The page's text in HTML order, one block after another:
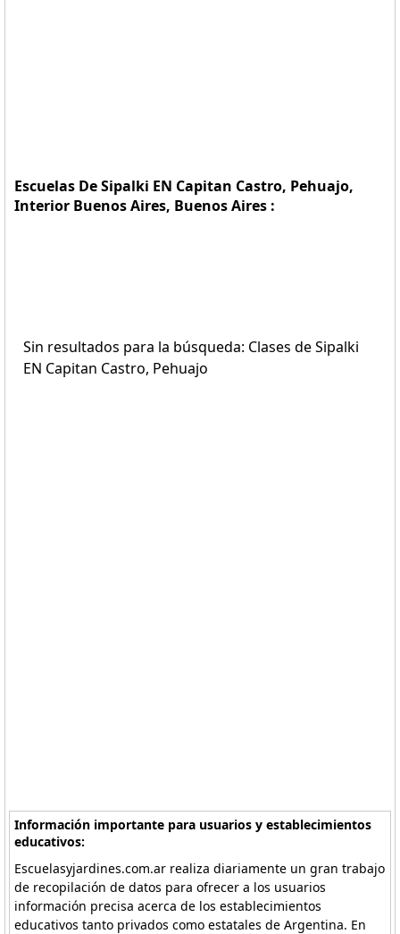
Escuelas De Sipalki EN Capitan Castro, Pehuajo,
Interior Buenos Aires, Buenos Aires :
Sin resultados para la búsqueda: Clases de Sipalki
EN Capitan Castro, Pehuajo
Información importante para usuarios y establecimientos
educativos:
Escuelasyjardines.com.ar realiza diariamente un gran trabajo
de recopilación de datos para ofrecer a los usuarios
información precisa acerca de los establecimientos
educativos tanto privados como estatales de Argentina. En